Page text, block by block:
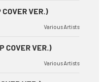
VER.)
Various Artists
COVER VER.)
Various Artists